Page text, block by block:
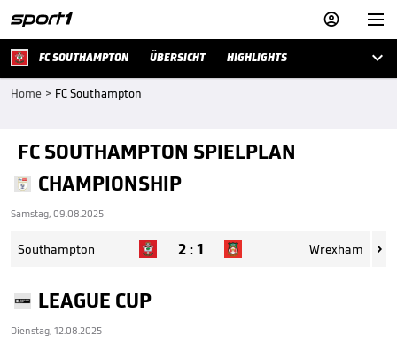


FC SOUTHAMPTON ÜBERSICHT HIGHLIGHTS 
Home > FC Southampton
FC SOUTHAMPTON SPIELPLAN
CHAMPIONSHIP
Samstag, 09.08.2025
Southampton 2:1 Wrexham 
LEAGUE CUP
Dienstag, 12.08.2025